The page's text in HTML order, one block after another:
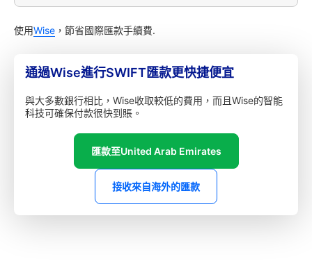
使用Wise ，節省國際匯款手續費.
通過Wise進行SWIFT匯款更快捷便宜
與大多數銀行相比，Wise收取較低的費用，而且Wise的智能
科技可確保付款很快到賬。
匯款至United Arab Emirates
接收來自海外的匯款